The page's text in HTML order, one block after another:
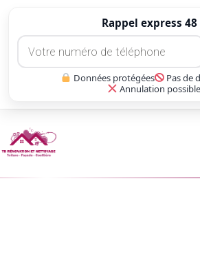
Rappel express 48
Données protégées
Pas de
Annulation possible